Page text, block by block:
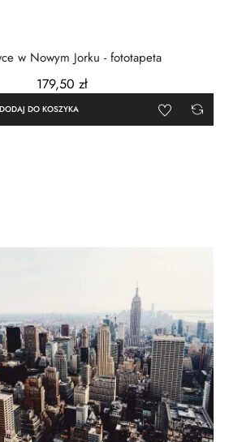
w Nowym Jorku - fototapeta
179,50 zł
DODAJ DO KOSZYKA